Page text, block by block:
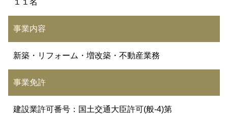
事業内容
新築・リフォーム・増改築・不動産業務
事業免許
建設業許可番号：国土交通大臣許可(般-4)第